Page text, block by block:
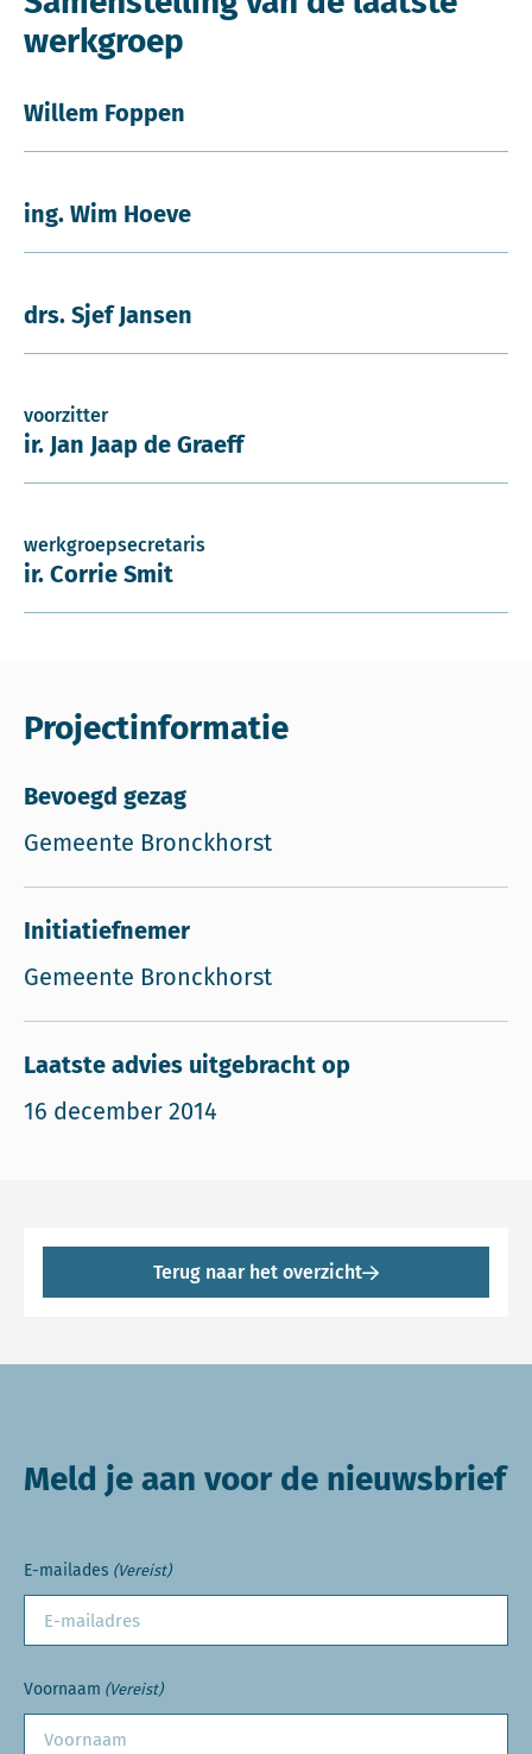
werkgroep
Willem Foppen
ing. Wim Hoeve
drs. Sjef Jansen
voorzitter
ir. Jan Jaap de Graeff
werkgroepsecretaris
ir. Corrie Smit
Projectinformatie
Bevoegd gezag
Gemeente Bronckhorst
Initiatiefnemer
Gemeente Bronckhorst
Laatste advies uitgebracht op
16 december 2014
Terug naar het overzicht
Meld je aan voor de nieuwsbrief
E-mailades (Vereist)
Voornaam (Vereist)